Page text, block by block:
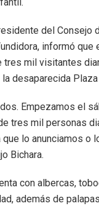
del Consejo
informó que
tres mil visitantes
desaparecida
Empezamos el
tres mil personas
lo anunciamos o
Bichara.
con albercas,
además de